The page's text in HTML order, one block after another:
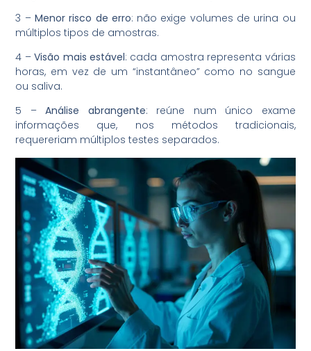
3 – Menor risco de erro: não exige volumes de urina ou
múltiplos tipos de amostras.
4 –Visão mais estável: cada amostra representa várias
horas, em vez de um “instantâneo” como no sangue
ou saliva.
5 –Análise abrangente: reúne num único exame
informações que, nos métodos tradicionais,
requereriam múltiplos testes separados.